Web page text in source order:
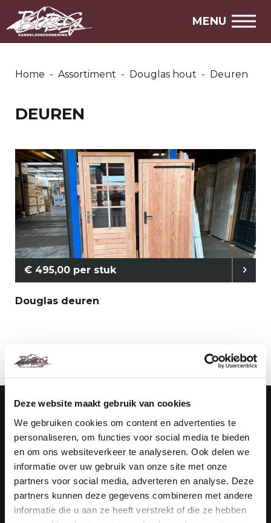
Deze website maakt gebruik van cookies
We gebruiken cookies om content en advertenties te
personaliseren, om functies voor social media te bieden
en om ons websiteverkeer te analyseren. Ook delen we
informatie over uw gebruik van onze site met onze
partners voor social media, adverteren en analyse. Deze
partners kunnen deze gegevens combineren met andere
informatie die u aan ze heeft verstrekt of die ze hebben
MENU
SNEL NAAR
Over ons
Home - Assortiment - Douglas hout - Deuren
DEUREN
€ 495,00 per stuk
Douglas deuren
Handelsonderneming Berg
Vestiging Maasdijk (Kantoor)
De Vierde Hoeve 10
2676 CN Maasdijk
NEEM CONTACT OP